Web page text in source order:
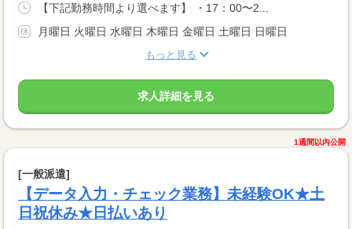
【下記勤務時間より選べます】 ・17：00〜2...
月曜日 火曜日 水曜日 木曜日 金曜日 土曜日 日曜日
もっと見る
求人詳細を見る
1週間以内公開
[一般派遣]
【データ入力・チェック業務】未経験OK★土
日祝休み★日払いあり